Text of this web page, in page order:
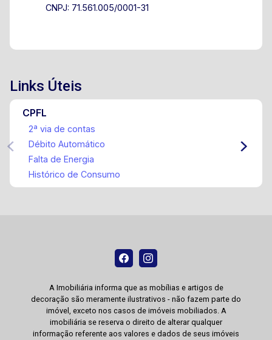
busca conforto, tecnologia, elegância e
CNPJ: 71.561.005/0001-31
Links Úteis
CPFL
2ª via de contas
Débito Automático
Falta de Energia
Histórico de Consumo
A Imobiliária informa que as mobílias e artigos de
decoração são meramente ilustrativos - não fazem parte do
imóvel, exceto nos casos de imóveis mobiliados. A
imobiliária se reserva o direito de alterar qualquer
informação referente aos valores e dados de seus imóveis